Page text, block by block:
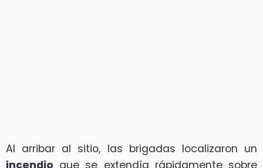
Al arribar al sitio, las brigadas localizaron un
incendio que se extendía rápidamente sobre